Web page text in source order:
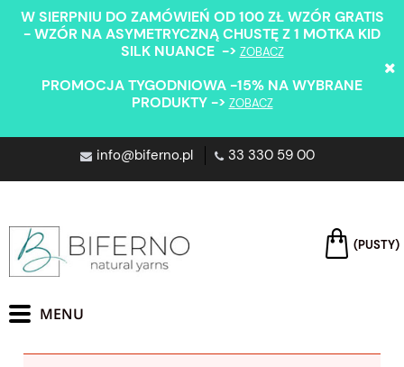
W SIERPNIU DO ZAMÓWIEŃ OD 100 ZŁ WZÓR GRATIS
- WZÓR NA ASYMETRYCZNĄ CHUSTĘ Z 1 MOTKA KID
SILK NUANCE -> ZOBACZ
PROMOCJA TYGODNIOWA -15% NA WYBRANE
PRODUKTY -> ZOBACZ
info@biferno.pl 33 330 59 00
(PUSTY)